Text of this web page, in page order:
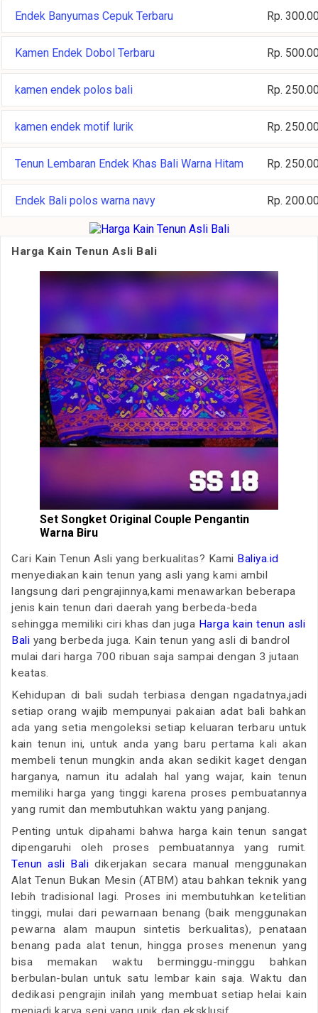
Endek Banyumas Cepuk Terbaru Rp.
Kamen Endek Dobol Terbaru Rp.
kamen endek polos bali Rp.
kamen endek motif lurik Rp.
Tenun Lembaran Endek Khas Bali Warna Hitam Rp.
Endek Bali polos warna navy Rp.
Harga Kain Tenun Asli Bali
Set Songket Original Couple Pengantin
Warna Biru
Cari Kain Tenun Asli yang berkualitas? Kami Baliya.id
menyediakan kain tenun yang asli yang kami ambil
langsung dari pengrajinnya,kami menawarkan beberapa
jenis kain tenun dari daerah yang berbeda-beda
sehingga memiliki ciri khas dan juga Harga kain tenun asli
Bali yang berbeda juga. Kain tenun yang asli di bandrol
mulai dari harga 700 ribuan saja sampai dengan 3 jutaan
keatas.
Kehidupan di bali sudah terbiasa dengan ngadatnya,jadi
setiap orang wajib mempunyai pakaian adat bali bahkan
ada yang setia mengoleksi setiap keluaran terbaru untuk
kain tenun ini, untuk anda yang baru pertama kali akan
membeli tenun mungkin anda akan sedikit kaget dengan
harganya, namun itu adalah hal yang wajar, kain tenun
memiliki harga yang tinggi karena proses pembuatannya
yang rumit dan membutuhkan waktu yang panjang.
Penting untuk dipahami bahwa harga kain tenun sangat
dipengaruhi oleh proses pembuatannya yang rumit.
Tenun asli Bali dikerjakan secara manual menggunakan
Alat Tenun Bukan Mesin (ATBM) atau bahkan teknik yang
lebih tradisional lagi. Proses ini membutuhkan ketelitian
tinggi, mulai dari pewarnaan benang (baik menggunakan
pewarna alam maupun sintetis berkualitas), penataan
benang pada alat tenun, hingga proses menenun yang
bisa memakan waktu berminggu-minggu bahkan
berbulan-bulan untuk satu lembar kain saja. Waktu dan
dedikasi pengrajin inilah yang membuat setiap helai kain